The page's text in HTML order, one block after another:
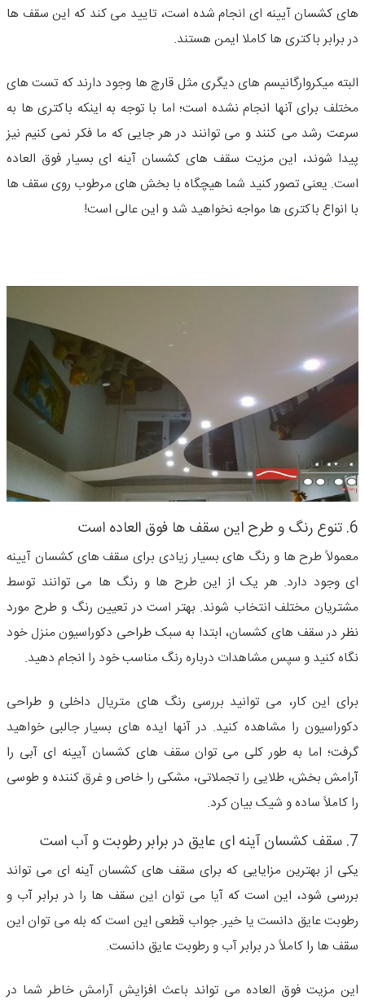
های کشسان آیینه ای انجام شده است، تایید می کند که این سقف ها
در برابر باکتری ها کاملا ایمن هستند.
البته میکروارگانیسم های دیگری مثل قارچ ها وجود دارند که تست های
مختلف برای آنها انجام نشده است؛ اما با توجه به اینکه باکتری ها به
سرعت رشد می کنند و می توانند در هر جایی که ما فکر نمی کنیم نیز
پیدا شوند، این مزیت سقف های کشسان آینه ای بسیار فوق العاده
است. یعنی تصور کنید شما هیچگاه با بخش های مرطوب روی سقف ها
با انواع باکتری ها مواجه نخواهید شد و این عالی است!
6. تنوع رنگ و طرح این سقف ها فوق العاده است
معمولاً طرح ها و رنگ های بسیار زیادی برای سقف های کشسان آیینه
ای وجود دارد. هر یک از این طرح ها و رنگ ها می توانند توسط
مشتریان مختلف انتخاب شوند. بهتر است در تعیین رنگ و طرح مورد
نظر در سقف های کشسان، ابتدا به سبک طراحی دکوراسیون منزل خود
نگاه کنید و سپس مشاهدات درباره رنگ مناسب خود را انجام دهید.
برای این کار، می توانید بررسی رنگ های متریال داخلی و طراحی
دکوراسیون را مشاهده کنید. در آنها ایده های بسیار جالبی خواهید
گرفت؛ اما به طور کلی می توان سقف های کشسان آیینه ای آبی را
آرامش بخش، طلایی را تجملاتی، مشکی را خاص و غرق کننده و طوسی
را کاملاً ساده و شیک بیان کرد.
7. سقف کشسان آینه ای عایق در برابر رطوبت و آب است
یکی از بهترین مزایایی که برای سقف های کشسان آینه ای می تواند
بررسی شود، این است که آیا می توان این سقف ها را در برابر آب و
رطوبت عایق دانست یا خیر. جواب قطعی این است که بله می توان این
سقف ها را کاملاً در برابر آب و رطوبت عایق دانست.
این مزیت فوق العاده می تواند باعث افزایش آرامش خاطر شما در